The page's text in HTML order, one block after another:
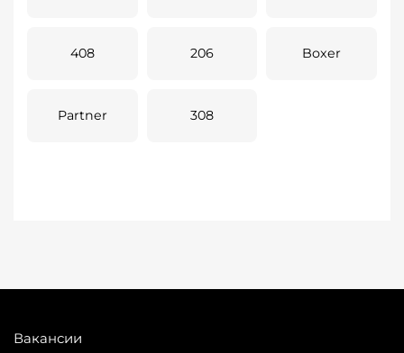
408 206 Boxer
Partner 308
Вакансии